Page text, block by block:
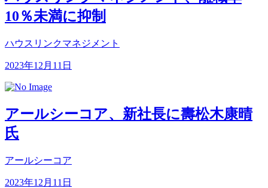
10％未満に抑制
ハウスリンクマネジメント
2023年12月11日
アールシーコア、新社長に壽松木康晴
氏
アールシーコア
2023年12月11日